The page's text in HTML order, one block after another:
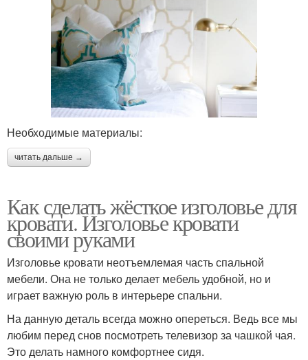
Необходимые материалы:
читать дальше →
Как сделать жёсткое изголовье для
кровати. Изголовье кровати
своими руками
Изголовье кровати неотъемлемая часть спальной
мебели. Она не только делает мебель удобной, но и
играет важную роль в интерьере спальни.
На данную деталь всегда можно опереться. Ведь все мы
любим перед снов посмотреть телевизор за чашкой чая.
Это делать намного комфортнее сидя.